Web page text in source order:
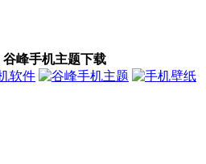
谷峰手机主题下载